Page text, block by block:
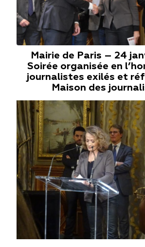
Mairie de Paris – 24
Soirée organisée en
journalistes exilés et
Maison des